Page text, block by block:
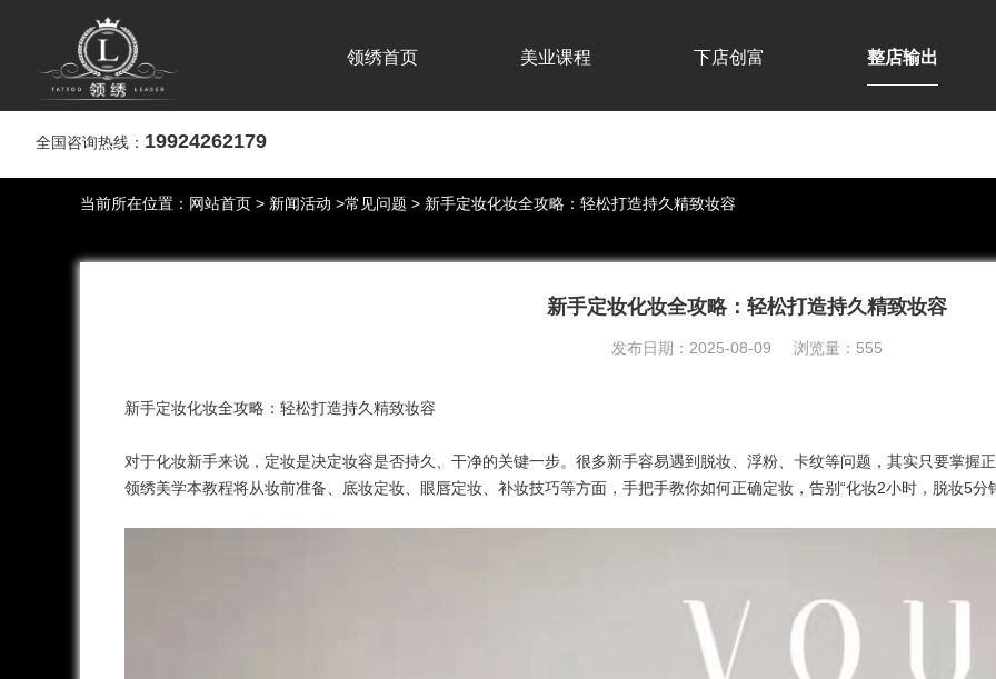
领绣首页 美业课程 下店创富 整店输出
全国咨询热线： 19924262179
当前所在位置： 网站首页 > 新闻活动 >常见问题 > 新手定妆化妆全攻略：轻松打造持久精致妆容
新手定妆化妆全攻略：轻松打造持久精致妆容
发布日期：2025-08-09 浏览量：555
新手定妆化妆全攻略：轻松打造持久精致妆容
对于化妆新手来说，定妆是决定妆容是否持久、干净的关键一步。很多新手容易遇到脱妆、浮粉、卡纹等问题，其实只要掌握
领绣美学本教程将从妆前准备、底妆定妆、眼唇定妆、补妆技巧等方面，手把手教你如何正确定妆，告别“化妆2小时，脱妆5